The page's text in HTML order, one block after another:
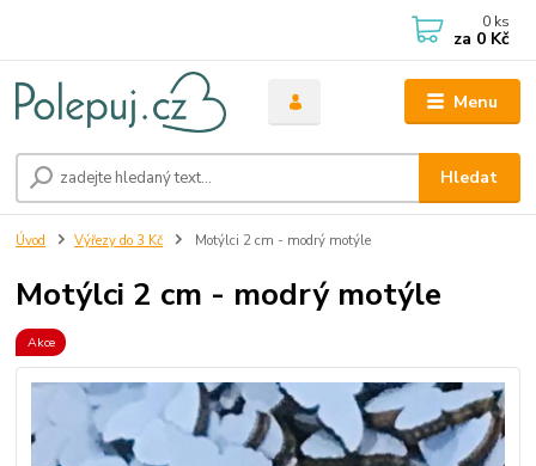
Menu
Hledat
0 ks
za 0 Kč
Úvod Výřezy do 3 Kč Motýlci 2 cm - modrý motýle
Motýlci 2 cm - modrý motýle
Akce